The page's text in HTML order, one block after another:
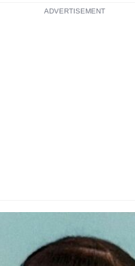
ADVERTISEMENT